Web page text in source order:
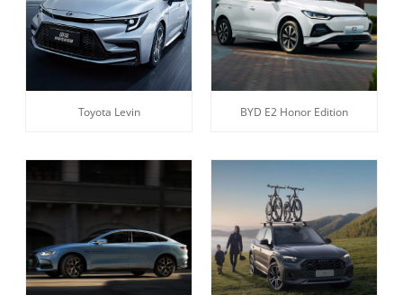
Toyota Levin BYD E2 Honor Edition